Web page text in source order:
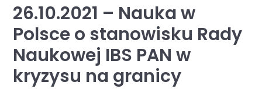
26.10.2021 – Nauka w
Polsce o stanowisku Rady
Naukowej IBS PAN w
kryzysu na granicy